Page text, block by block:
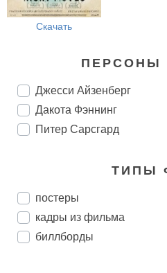
Скачать
ПЕРСОНЫ
Джесси Айзенберг
Дакота Фэннинг
Питер Сарсгард
ТИПЫ
постеры
кадры из фильма
биллборды